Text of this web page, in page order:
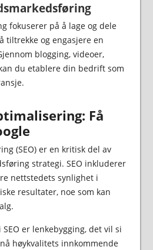
fokuserer på å lage og dele
og engasjere en
blogging, videoer,
du etablere din bedrift som
Få
(SEO) er en kritisk del av
strategi. SEO inkluderer
nettstedets synlighet i
resultater, noe som kan
er lenkebygging, det vil si
høykvalitets innkommende